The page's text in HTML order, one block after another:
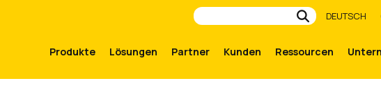
Absenden
DEUTSCH
Produkte Lösungen Partner Kunden Ressourcen